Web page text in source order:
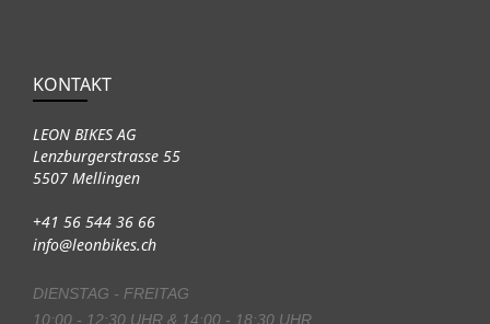
KONTAKT
LEON BIKES AG
Lenzburgerstrasse 55
5507 Mellingen
+41 56 544 36 66
info@leonbikes.ch
DIENSTAG - FREITAG
10:00 - 12:30 UHR & 14:00 - 18:30 UHR